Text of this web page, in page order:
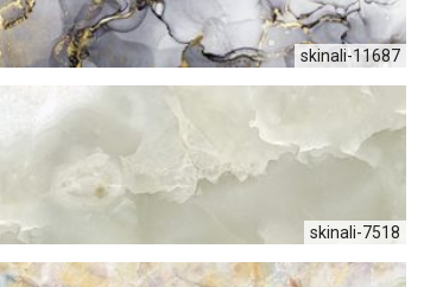
skinali-11687
skinali-7518